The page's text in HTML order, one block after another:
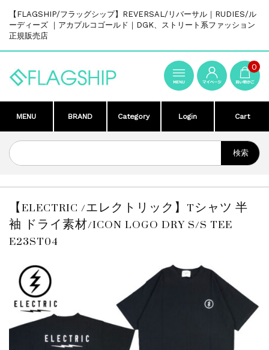
【FLAGSHIP/フラッグシップ】REVERSAL/リバーサル｜RUDIES/ル
ーディーズ ｜アカプルコゴールド｜DGK、ストリート系ファッション
正規販売店
0
MENU BRAND Category Login Cart
【ELECTRIC /エレクトリック】Tシャツ 半
袖 ドライ素材/ICON LOGO DRY S/S TEE
E23ST04